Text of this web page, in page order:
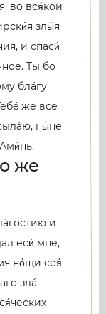
во вся́кой
злы́я
и спаси́
Ты бо
блáгу
же все
ны́не
же
и
еси́ мне,
но́щи сея́
злá